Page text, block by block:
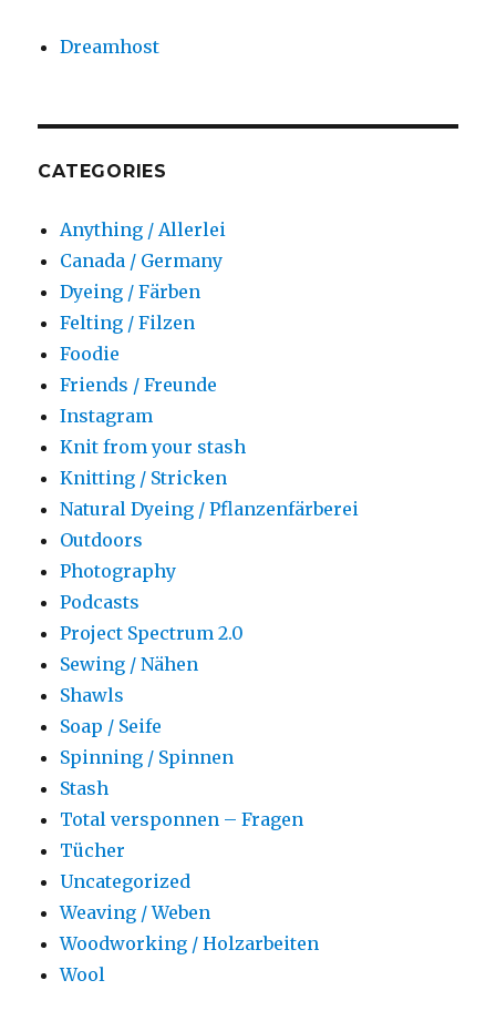
Dreamhost
CATEGORIES
Anything / Allerlei
Canada / Germany
Dyeing / Färben
Felting / Filzen
Foodie
Friends / Freunde
Instagram
Knit from your stash
Knitting / Stricken
Natural Dyeing / Pflanzenfärberei
Outdoors
Photography
Podcasts
Project Spectrum 2.0
Sewing / Nähen
Shawls
Soap / Seife
Spinning / Spinnen
Stash
Total versponnen – Fragen
Tücher
Uncategorized
Weaving / Weben
Woodworking / Holzarbeiten
Wool